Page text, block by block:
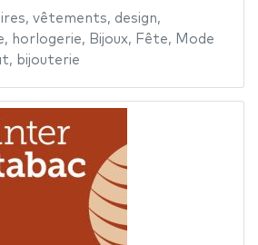
, vêtements, design,
, horlogerie, Bijoux, Fête, Mode
, bijouterie